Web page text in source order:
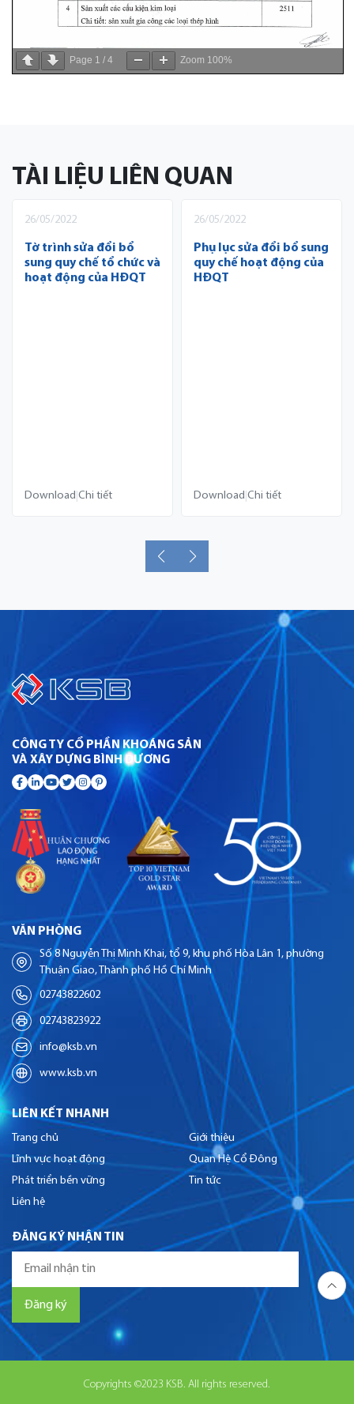
Page 1 / 4 Zoom 100%
TÀI LIỆU LIÊN QUAN
26/05/2022
Tờ trình sửa đổi bổ
sung quy chế tổ chức và
hoạt động của HĐQT
Download Chi tiết
26/05/2022
Phụ lục sửa đổi bổ sung
quy chế hoạt động của
HĐQT
Download Chi tiết
CÔNG TY CỔ PHẦN KHOÁNG SẢN
VÀ XÂY DỰNG BÌNH DƯƠNG
VĂN PHÒNG
Số 8 Nguyễn Thị Minh Khai, tổ 9, khu phố Hòa Lân 1, phường
Thuận Giao, Thành phố Hồ Chí Minh
02743822602
02743823922
info@ksb.vn
www.ksb.vn
LIÊN KẾT NHANH
Trang chủ
Giới thiệu
Lĩnh vực hoạt động
Quan Hệ Cổ Đông
Phát triển bền vững
Tin tức
Liên hệ
ĐĂNG KÝ NHẬN TIN
Copyrights ©2023 KSB. All rights reserved.